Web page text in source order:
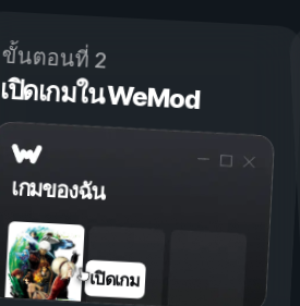
ขั้นตอนที่ 2
เปิดเกมใน WeMod
เกมของฉัน
เปิดเกม